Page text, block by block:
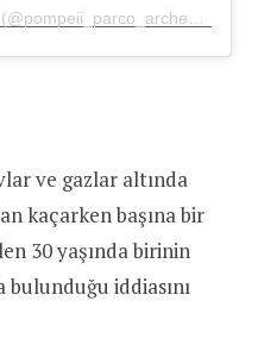
ve gazlar altında
kaçarken başına bir
30 yaşında birinin
iddiasını